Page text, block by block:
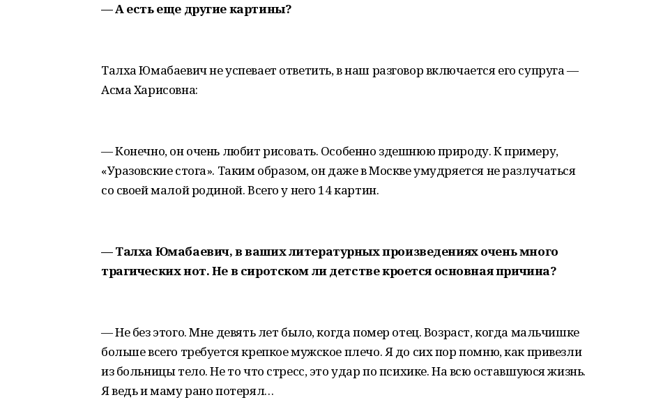
— А есть еще другие картины?
Талха Юмабаевич не успевает ответить, в наш разговор включается его супруга —
Асма Харисовна:
— Конечно, он очень любит рисовать. Особенно здешнюю природу. К примеру,
«Уразовские стога». Таким образом, он даже в Москве умудряется не разлучаться
со своей малой родиной. Всего у него 14 картин.
— Талха Юмабаевич, в ваших литературных произведениях очень много
трагических нот. Не в сиротском ли детстве кроется основная причина?
— Не без этого. Мне девять лет было, когда помер отец. Возраст, когда мальчишке
больше всего требуется крепкое мужское плечо. Я до сих пор помню, как привезли
из больницы тело. Не то что стресс, это удар по психике. На всю оставшуюся жизнь.
Я ведь и маму рано потерял…